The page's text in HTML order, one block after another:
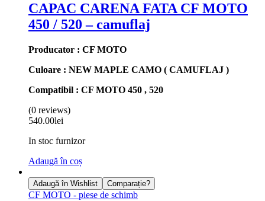
CAPAC CARENA FATA CF MOTO
450 / 520 – camuflaj
Producator : CF MOTO
Culoare : NEW MAPLE CAMO ( CAMUFLAJ )
Compatibil : CF MOTO 450 , 520
(0 reviews)
540.00lei
In stoc furnizor
Adaugă în coș
Adaugă în Wishlist Comparație?
CF MOTO - piese de schimb